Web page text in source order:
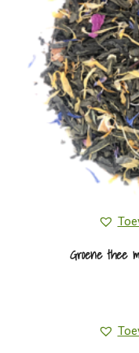
Groene thee